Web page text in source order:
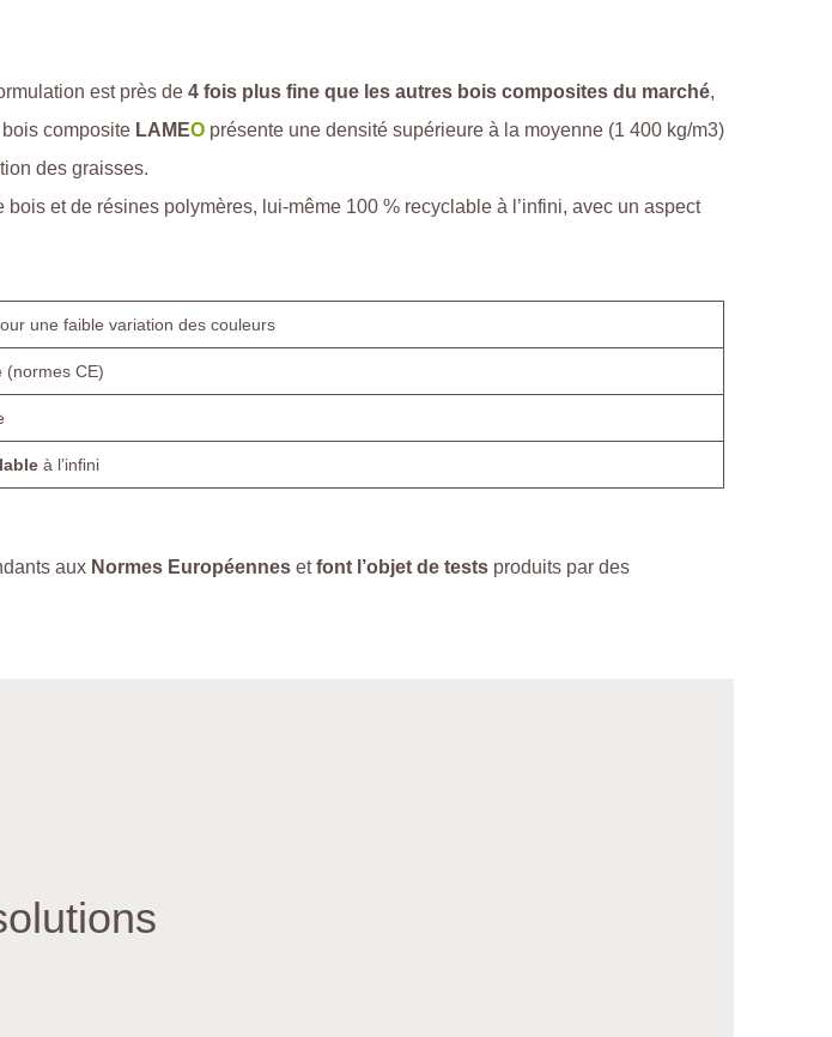
est près de4 fois plus fine que les autres bois composites du marché,
composite LAMEO présente une densité supérieure à la moyenne (1 400 kg/m3)
des graisses.
bois et de résines polymères, lui-même 100 % recyclable à l’infini, avec un aspect
une faible variation des couleurs
(normes CE)
à l’infini
aux Normes Européennes etfont l’objet de tests produits par des